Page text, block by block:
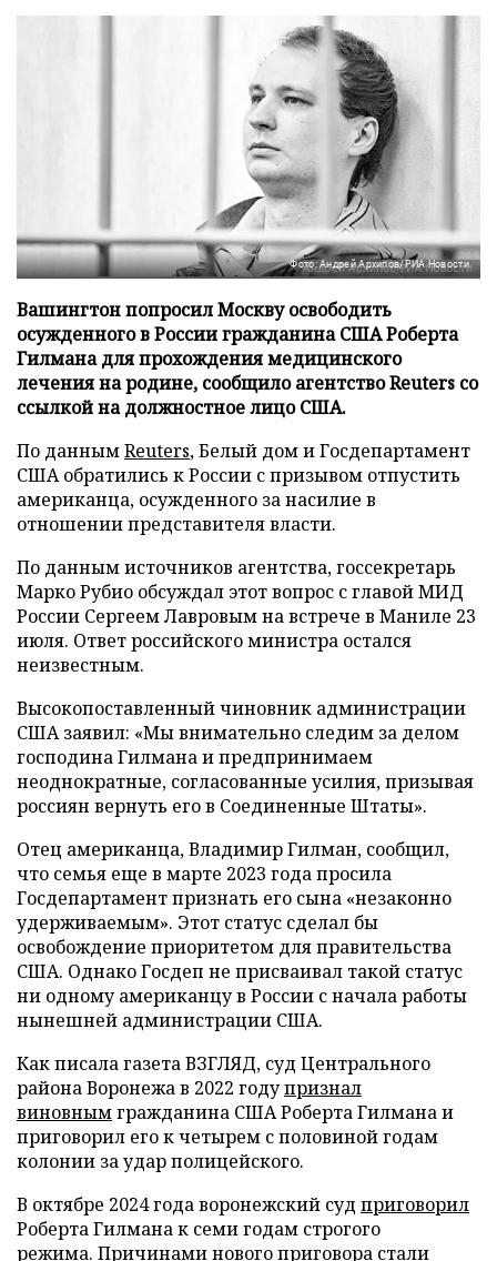
Фото: Андрей Архипов/РИА Новости
Вашингтон попросил Москву освободить
осужденного в России гражданина США Роберта
Гилмана для прохождения медицинского
лечения на родине, сообщило агентство Reuters со
ссылкой на должностное лицо США.
По даннымReuters, Белый дом и Госдепартамент
США обратились к России с призывом отпустить
американца, осужденного за насилие в
отношении представителя власти.
По данным источников агентства, госсекретарь
Марко Рубио обсуждал этот вопрос с главой МИД
России Сергеем Лавровым на встрече в Маниле 23
июля. Ответ российского министра остался
неизвестным.
Высокопоставленный чиновник администрации
США заявил: «Мы внимательно следим за делом
господина Гилмана и предпринимаем
неоднократные, согласованные усилия, призывая
россиян вернуть его в Соединенные Штаты».
Отец американца, Владимир Гилман, сообщил,
что семья еще в марте 2023 года просила
Госдепартамент признать его сына «незаконно
удерживаемым». Этот статус сделал бы
освобождение приоритетом для правительства
США. Однако Госдеп не присваивал такой статус
ни одному американцу в России с начала работы
нынешней администрации США.
Как писала газета ВЗГЛЯД, суд Центрального
района Воронежа в 2022 годупризнал
виновнымгражданина США Роберта Гилмана и
приговорил его к четырем с половиной годам
колонии за удар полицейского.
В октябре 2024 года воронежский суд приговорил
Роберта Гилмана к семи годам строгого
режима. Причинами нового приговора стали